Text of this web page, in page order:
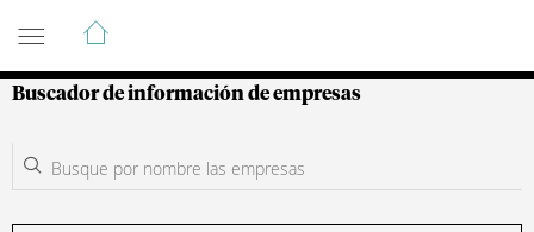
Guía de Empresas Colombianas
Buscador de información de empresas